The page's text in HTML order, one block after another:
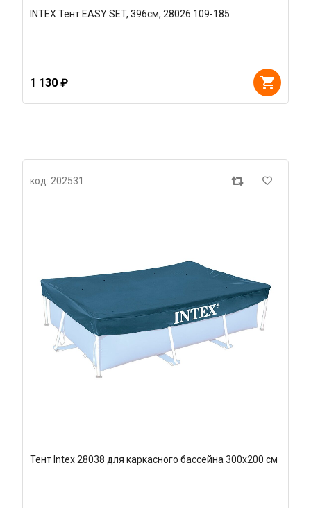
INTEX Тент EASY SET, 396см, 28026 109-185
1 130 ₽
код: 202531
Тент Intex 28038 для каркасного бассейна 300х200 см